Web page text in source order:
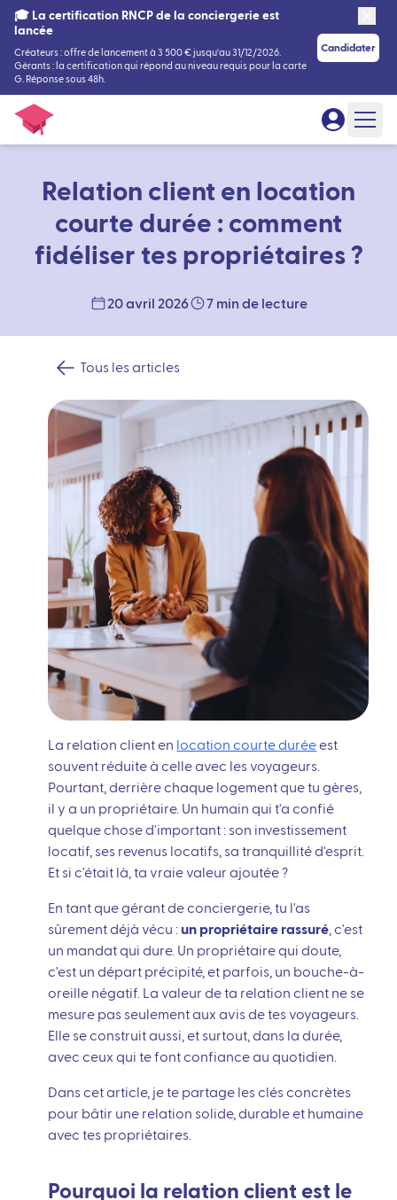
🎓 La certification RNCP de la conciergerie est
lancée
Créateurs : offre de lancement à 3 500 € jusqu'au 31/12/2026.
Gérants : la certification qui répond au niveau requis pour la carte
G. Réponse sous 48h.
Candidater
Relation client en location
courte durée : comment
fidéliser tes propriétaires ?
20 avril 2026 7 min de lecture
Tous les articles
La relation client en location courte duréeest
souvent réduite à celle avec les voyageurs.
Pourtant, derrière chaque logement que tu gères,
il y a un propriétaire. Un humain qui t'a confié
quelque chose d'important : son investissement
locatif, ses revenus locatifs, sa tranquillité d'esprit.
Et si c'était là, ta vraie valeur ajoutée ?
En tant que gérant de conciergerie, tu l'as
sûrement déjà vécu : un propriétaire rassuré , c'est
un mandat qui dure. Un propriétaire qui doute,
c'est un départ précipité, et parfois, un bouche-à-
oreille négatif. La valeur de ta relation client ne se
mesure pas seulement aux avis de tes voyageurs.
Elle se construit aussi, et surtout, dans la durée,
avec ceux qui te font confiance au quotidien.
Dans cet article, je te partage les clés concrètes
pour bâtir une relation solide, durable et humaine
avec tes propriétaires.
Pourquoi la relation client est le